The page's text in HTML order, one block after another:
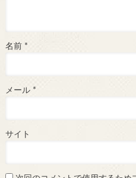
名前 *
メール *
サイト